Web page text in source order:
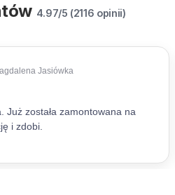
4.97/5 (2116 opinii)